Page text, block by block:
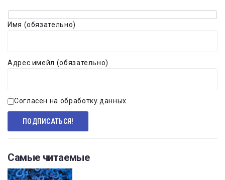
Имя (обязательно)
Адрес имейл (обязательно)
Согласен на обработку данных
Самые читаемые